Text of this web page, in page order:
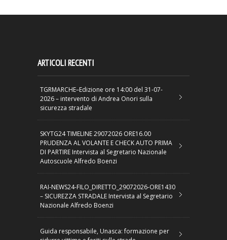
ARTICOLI RECENTI
TGRMARCHE–Edizione ore 14:00 del 31-07-
2026 – intervento di Andrea Onori sulla
sicurezza stradale
SKYTG24 TIMELINE 29072026 ORE16.00
PRUDENZA AL VOLANTE E CHECK AUTO PRIMA
DI PARTIRE Intervista al Segretario Nazionale
Autoscuole Alfredo Boenzi
RAI-NEWS24-FILO_DIRETTO_29072026-ORE1430
– SICUREZZA STRADALE Intervista al Segretario
Nazionale Alfredo Boenzi
Guida responsabile, Unasca: formazione per